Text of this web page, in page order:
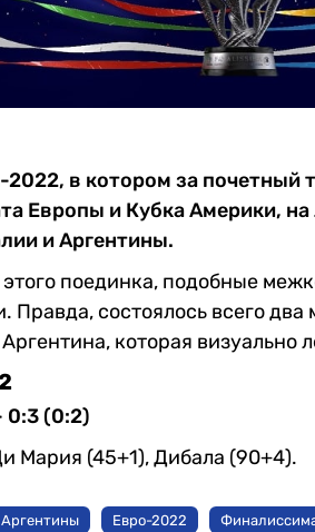
в котором за
Европы и Кубка Америки,
и Аргентины.
этого поединка, подобные
состоялось всего два
которая визуально
0:3 (0:2)
Мария (45+1), Дибала (90+4).
Евро-2022